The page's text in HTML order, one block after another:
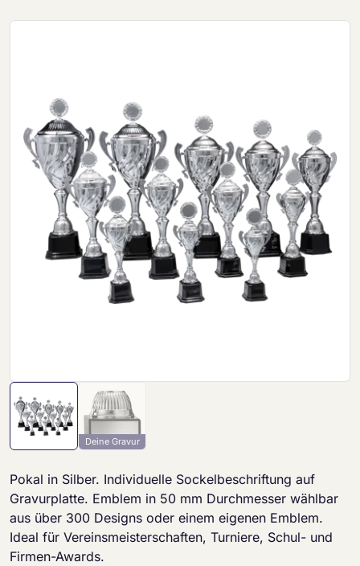
Deine Gravur
Pokal in Silber. Individuelle Sockelbeschriftung auf
Gravurplatte. Emblem in 50 mm Durchmesser wählbar
aus über 300 Designs oder einem eigenen Emblem.
Ideal für Vereinsmeisterschaften, Turniere, Schul- und
Firmen-Awards.